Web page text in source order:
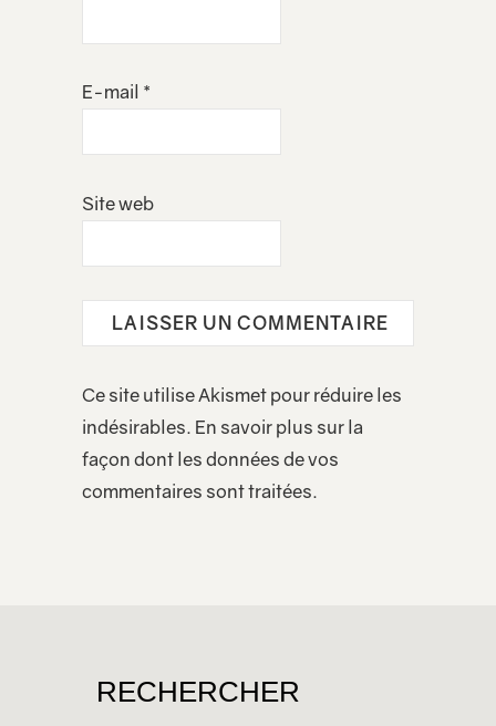
E-mail *
Site web
Ce site utilise Akismet pour réduire les
indésirables. En savoir plus sur la
façon dont les données de vos
commentaires sont traitées.
RECHERCHER